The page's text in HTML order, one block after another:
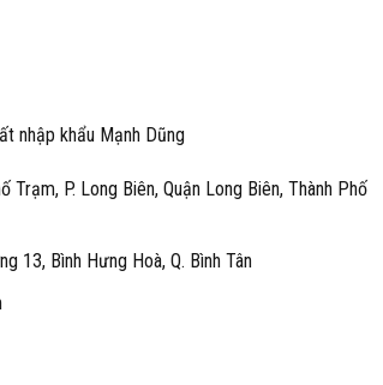
nhập khẩu Mạnh Dũng
Trạm, P. Long Biên, Quận Long Biên, Thành Phố
13, Bình Hưng Hoà, Q. Bình Tân